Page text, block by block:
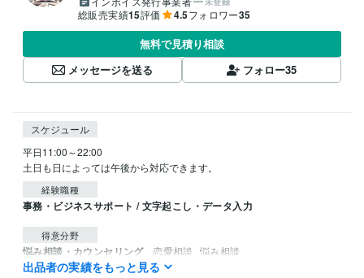
総販売実績15評価 4.5フォロワー35
無料で見積り相談
メッセージを送る
フォロー35
スケジュール
平日11:00～22:00
土日も日によっては午後から対応できます。
経験職種
事務・ビジネスサポート / 文字起こし・データ入力
得意分野
悩み相談・カウンセリング 恋愛相談 悩み相談
恋愛 悩み相談
出品者の実績をもっと見る